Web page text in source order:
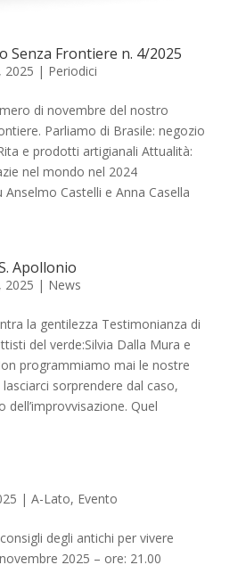
Senza Frontiere n. 4/2025
2025 | Periodici
di novembre del nostro
Parliamo di Brasile: negozio
e prodotti artigianali Attualità:
nel mondo nel 2024
Castelli e Anna Casella
Apollonio
2025 | News
la gentilezza Testimonianza di
del verde:Silvia Dalla Mura e
programmiamo mai le nostre
sorprendere dal caso,
dell’improvvisazione. Quel
| A-Lato, Evento
degli antichi per vivere
2025 – ore: 21.00